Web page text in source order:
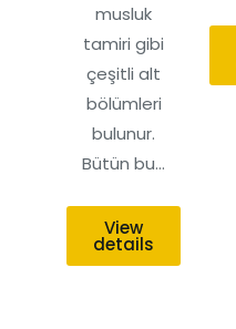
musluk
tamiri gibi
çeşitli alt
bölümleri
bulunur.
Bütün bu…
View
details